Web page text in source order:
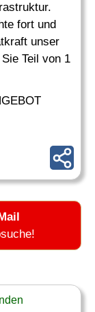
fort und
unser
Teil von 1